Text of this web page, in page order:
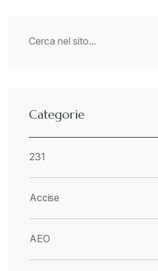
Categorie
231
Accise
AEO